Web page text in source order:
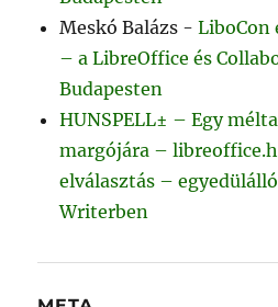
Meskó Balázs -LiboCon
– a LibreOffice és
Budapesten
HUNSPELL± – Egy
margójára –
elválasztás –
Writerben